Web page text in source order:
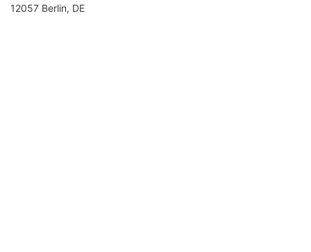
12057 Berlin, DE